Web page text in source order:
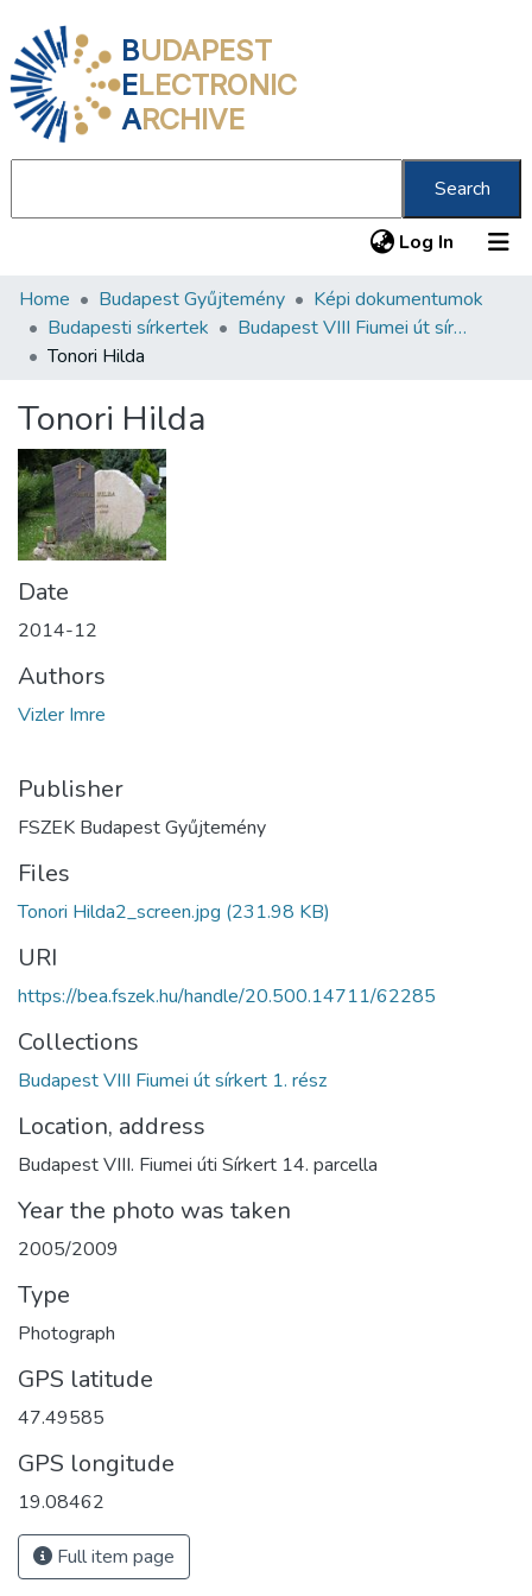
BUDAPEST
ELECTRONIC
ARCHIVE
Search
Log In (current)
Communities & Collections
All of DSpace
About us
Home Budapest Gyűjtemény
Képi dokumentumok
Budapesti sírkertek
Budapest VIII Fiumei út sírkert 1. rész
Tonori Hilda
Tonori Hilda
Date
2014-12
Authors
Vizler Imre
Publisher
FSZEK Budapest Gyűjtemény
Files
Tonori Hilda2_screen.jpg (231.98 KB)
URI
https://bea.fszek.hu/handle/20.500.14711/62285
Collections
Budapest VIII Fiumei út sírkert 1. rész
Location, address
Budapest VIII. Fiumei úti Sírkert 14. parcella
Year the photo was taken
2005/2009
Type
Photograph
GPS latitude
47.49585
GPS longitude
19.08462
Full item page